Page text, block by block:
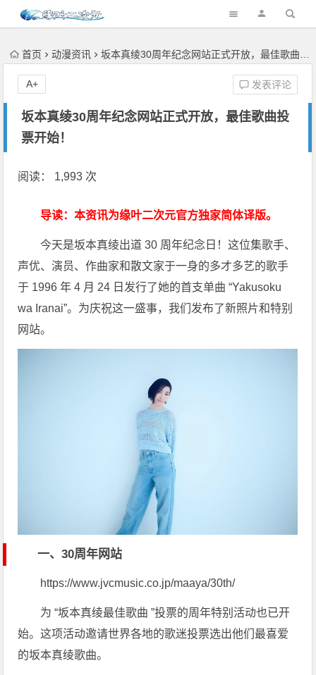
首页 动漫资讯 坂本真绫30周年纪念网站正式开放，最佳歌曲投票开始！
坂本真绫30周年纪念网站正式开放，最佳歌曲投
票开始！
发表评论
A+
阅读： 1,993 次
导读：本资讯为缘叶二次元官方独家简体译版。
今天是坂本真绫出道 30 周年纪念日！这位集歌手、
声优、演员、作曲家和散文家于一身的多才多艺的歌手
于 1996 年 4 月 24 日发行了她的首支单曲 “Yakusoku
wa Iranai”。为庆祝这一盛事，我们发布了新照片和特别
网站。
一、30周年网站
https://www.jvcmusic.co.jp/maaya/30th/
为 “坂本真绫最佳歌曲 ”投票的周年特别活动也已开
始。这项活动邀请世界各地的歌迷投票选出他们最喜爱
的坂本真绫歌曲。